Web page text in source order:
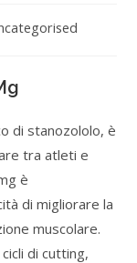
di stanozololo, è
tra atleti e
è
di migliorare la
muscolare.
di cutting,